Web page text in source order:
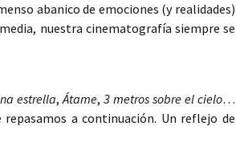
abanico de emociones (y realidades)
nuestra cinematografía siempre se
estrella,Átame,3 metros sobre el cielo…
a continuación. Un reflejo de